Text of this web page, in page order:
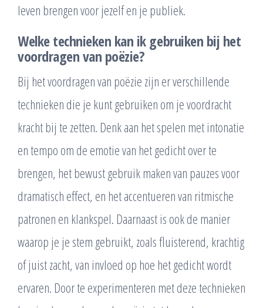
leven brengen voor jezelf en je publiek.
Welke technieken kan ik gebruiken bij het
voordragen van poëzie?
Bij het voordragen van poëzie zijn er verschillende
technieken die je kunt gebruiken om je voordracht
kracht bij te zetten. Denk aan het spelen met intonatie
en tempo om de emotie van het gedicht over te
brengen, het bewust gebruik maken van pauzes voor
dramatisch effect, en het accentueren van ritmische
patronen en klankspel. Daarnaast is ook de manier
waarop je je stem gebruikt, zoals fluisterend, krachtig
of juist zacht, van invloed op hoe het gedicht wordt
ervaren. Door te experimenteren met deze technieken